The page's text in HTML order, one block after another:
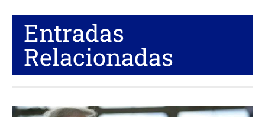
Entradas
Relacionadas